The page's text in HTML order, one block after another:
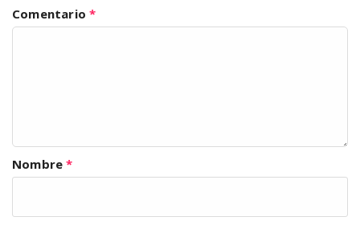
Comentario*
Nombre*